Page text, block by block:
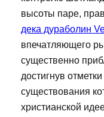
высоты паре,
дека дураболин
впечатляющего
существенно
достигнув
существования
христианской